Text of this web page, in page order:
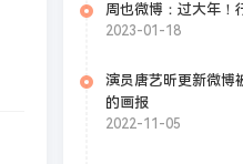
周也微博：过大年！
2023-01-18
演员唐艺昕更新微博
的画报
2022-11-05